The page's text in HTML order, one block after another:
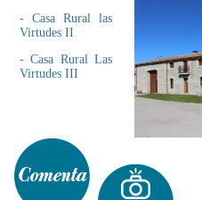
- Casa Rural las
Virtudes II
-Casa Rural Las
Virtudes III